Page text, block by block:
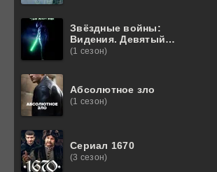
Звёздные войны:
Видения. Девятый
джедай
(1 сезон)
Абсолютное зло
(1 сезон)
Сериал 1670
(3 сезон)